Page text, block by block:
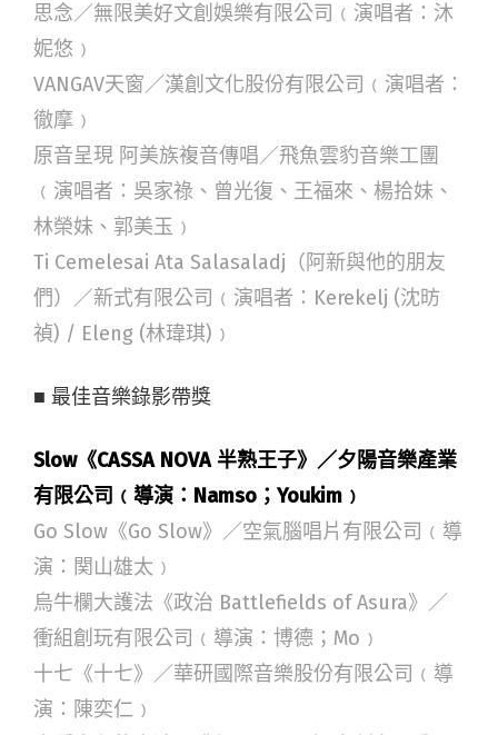
思念／無限美好文創娛樂有限公司﹙演唱者：沐
妮悠﹚
VANGAV天窗／漢創文化股份有限公司﹙演唱者：
徹摩﹚
原音呈現 阿美族複音傳唱／飛魚雲豹音樂工團
﹙演唱者：吳家祿、曾光復、王福來、楊拾妹、
林榮妹、郭美玉﹚
Ti Cemelesai Ata Salasaladj（阿新與他的朋友
們）／新式有限公司﹙演唱者：Kerekelj (沈昉
禎) / Eleng (林瑋琪)﹚
■ 最佳音樂錄影帶獎
Slow《CASSA NOVA 半熟王子》／夕陽音樂產業
有限公司﹙導演：Namso；Youkim﹚
Go Slow《Go Slow》／空氣腦唱片有限公司﹙導
演：関山雄太﹚
烏牛欄大護法《政治 Battlefields of Asura》／
衝組創玩有限公司﹙導演：博德；Mo﹚
十七《十七》／華研國際音樂股份有限公司﹙導
演：陳奕仁﹚